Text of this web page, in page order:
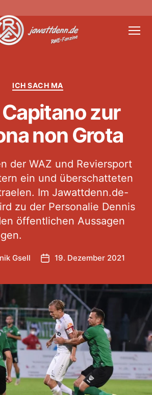
Kategorien
ICH SACH MA
zur
non Grota
der WAZ und Reviersport
ein und überschatteten
Im Jawattdenn.de-
zu der Personalie Dennis
öffentlichen Aussagen
Gsell Veröffentlichungsdatum
19. Dezember 2021